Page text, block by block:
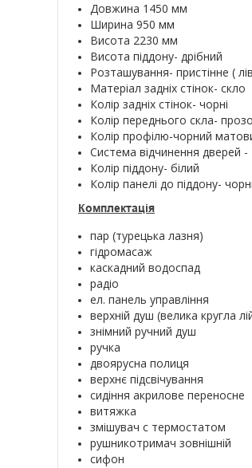
Довжина 1450 мм
Ширина 950 мм
Висота 2230 мм
Висота піддону- дрібний
Розташування- пристінне (
Матеріал задніх стінок- скло
Колір задніх стінок- чорні
Колір переднього скла-
Колір профілю-чорний
Система відчинення дверей -
Колір піддону- білий
Колір панелі до піддону-
Комплектація
пар (турецька лазня)
гідромасаж
каскадний водоспад
радіо
ел. панель управління
верхній душ (велика кругла
знімний ручний душ
ручка
двоярусна полиця
верхнє підсвічування
сидіння акрилове переносне
витяжка
змішувач с термостатом
рушникотримач зовнішній
сифон